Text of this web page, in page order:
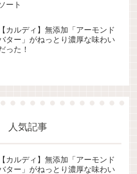
ート
【カルディ】無添加「アーモンド
ター」がねっとり濃厚な味わい
った！
人気記事
【カルディ】無添加「アーモンド
ター」がねっとり濃厚な味わい